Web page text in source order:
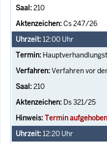
210
Cs 247/26
12:00 Uhr
Verfahren vor
210
Ds 321/25
Termin aufgehoben
12:20 Uhr